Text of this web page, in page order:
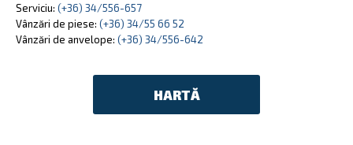
Serviciu: (+36) 34/556-657
Vânzări de piese: (+36) 34/55 66 52
Vânzări de anvelope: (+36) 34/556-642
HARTĂ